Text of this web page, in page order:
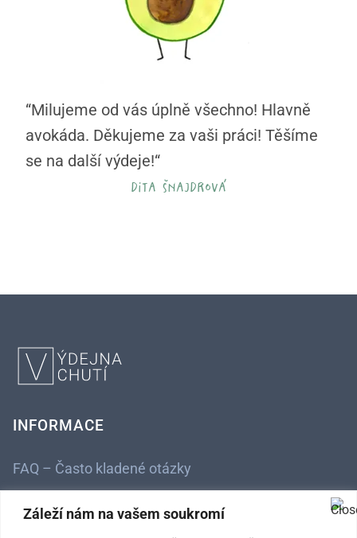
Záleží nám na vašem soukromí
“Milujeme od vás úplně všechno! Hlavně
avokáda. Děkujeme za vaši práci! Těšíme
se na další výdeje!“
dita šnajdrová
INFORMACE
FAQ – Často kladené otázky